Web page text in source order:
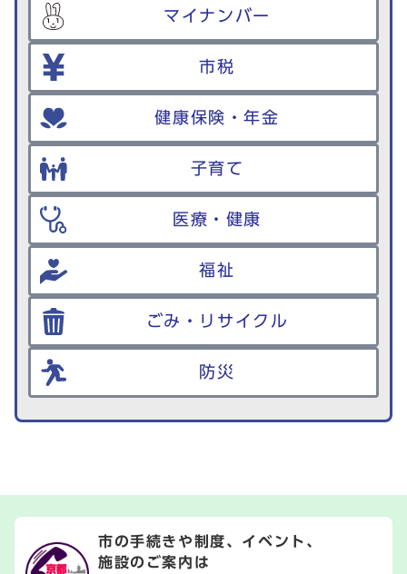
マイナンバー
市税
健康保険・年金
子育て
医療・健康
福祉
ごみ・リサイクル
防災
市の手続きや制度、イベント、
施設のご案内は